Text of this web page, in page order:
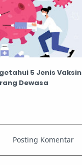
5 Jenis Vaksin
Dewasa